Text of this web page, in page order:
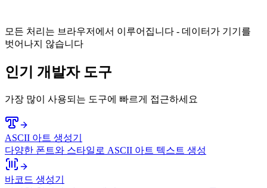
모든 처리는 브라우저에서 이루어집니다 - 데이터가 기기를
벗어나지 않습니다
인기 개발자 도구
가장 많이 사용되는 도구에 빠르게 접근하세요
ASCII 아트 생성기
다양한 폰트와 스타일로 ASCII 아트 텍스트 생성
바코드 생성기